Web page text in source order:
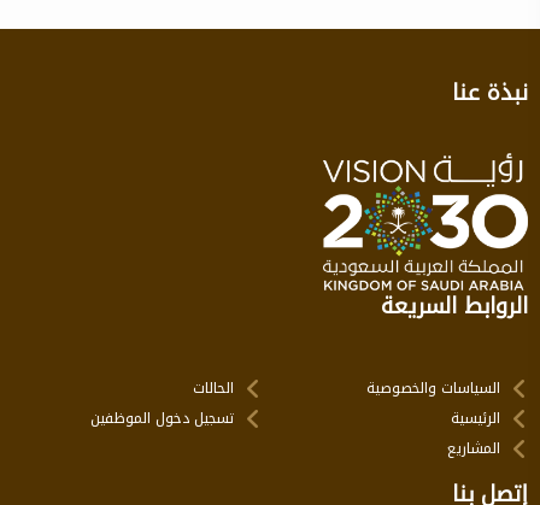
نبذة عنا
الروابط السريعة
السياسات والخصوصية
الرئيسية
المشاريع
الحالات
تسجيل دخول الموظفين
إتصل بنا